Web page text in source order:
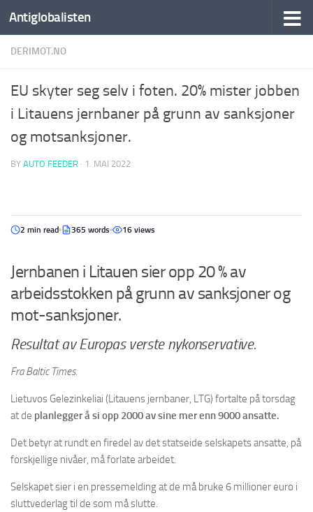
Antiglobalisten
DERIMOT.NO
EU skyter seg selv i foten. 20% mister jobben
i Litauens jernbaner på grunn av sanksjoner
og motsanksjoner.
BY AUTO FEEDER · 1. MAI 2022
2 min read 365 words 16 views
Jernbanen i Litauen sier opp 20 % av
arbeidsstokken på grunn av sanksjoner og
mot-sanksjoner.
Resultat av Europas verste nykonservative.
Fra Baltic Times.
Lietuvos Gelezinkeliai (Litauens jernbaner, LTG) fortalte på torsdag
at de planlegger å si opp 2000 av sine mer enn 9000 ansatte.
Det betyr at rundt en firedel av det statseide selskapets ansatte, på
forskjellige nivåer, må forlate arbeidet.
Selskapet sier i en pressemelding at de må bruke 6 millioner euro i
sluttvederlag til de som må slutte.